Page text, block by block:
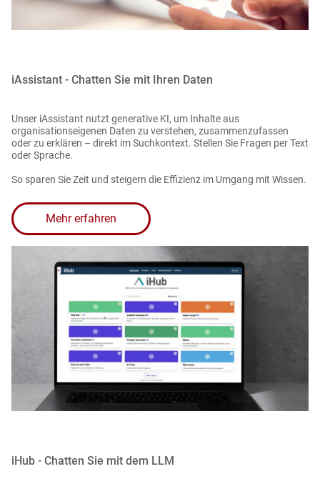
iAssistant - Chatten Sie mit Ihren Daten
Unser iAssistant nutzt generative KI, um Inhalte aus
organisationseigenen Daten zu verstehen, zusammenzufassen
oder zu erklären – direkt im Suchkontext. Stellen Sie Fragen per Text
oder Sprache.
So sparen Sie Zeit und steigern die Effizienz im Umgang mit Wissen.
Mehr erfahren
iHub - Chatten Sie mit dem LLM